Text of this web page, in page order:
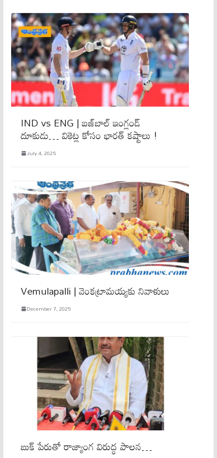
IND vs ENG | బజ్‌బాల్ ఇంగ్లండ్
దూకుడు… వికెట్ల కోసం భారత్ కష్టాలు !
July 4, 2025
Vemulapalli | వెంకట్రామయ్యకు నివాళులు
December 7, 2025
బుక్ పేరుతో రాజ్యాంగ విరుద్ధ పాలన…